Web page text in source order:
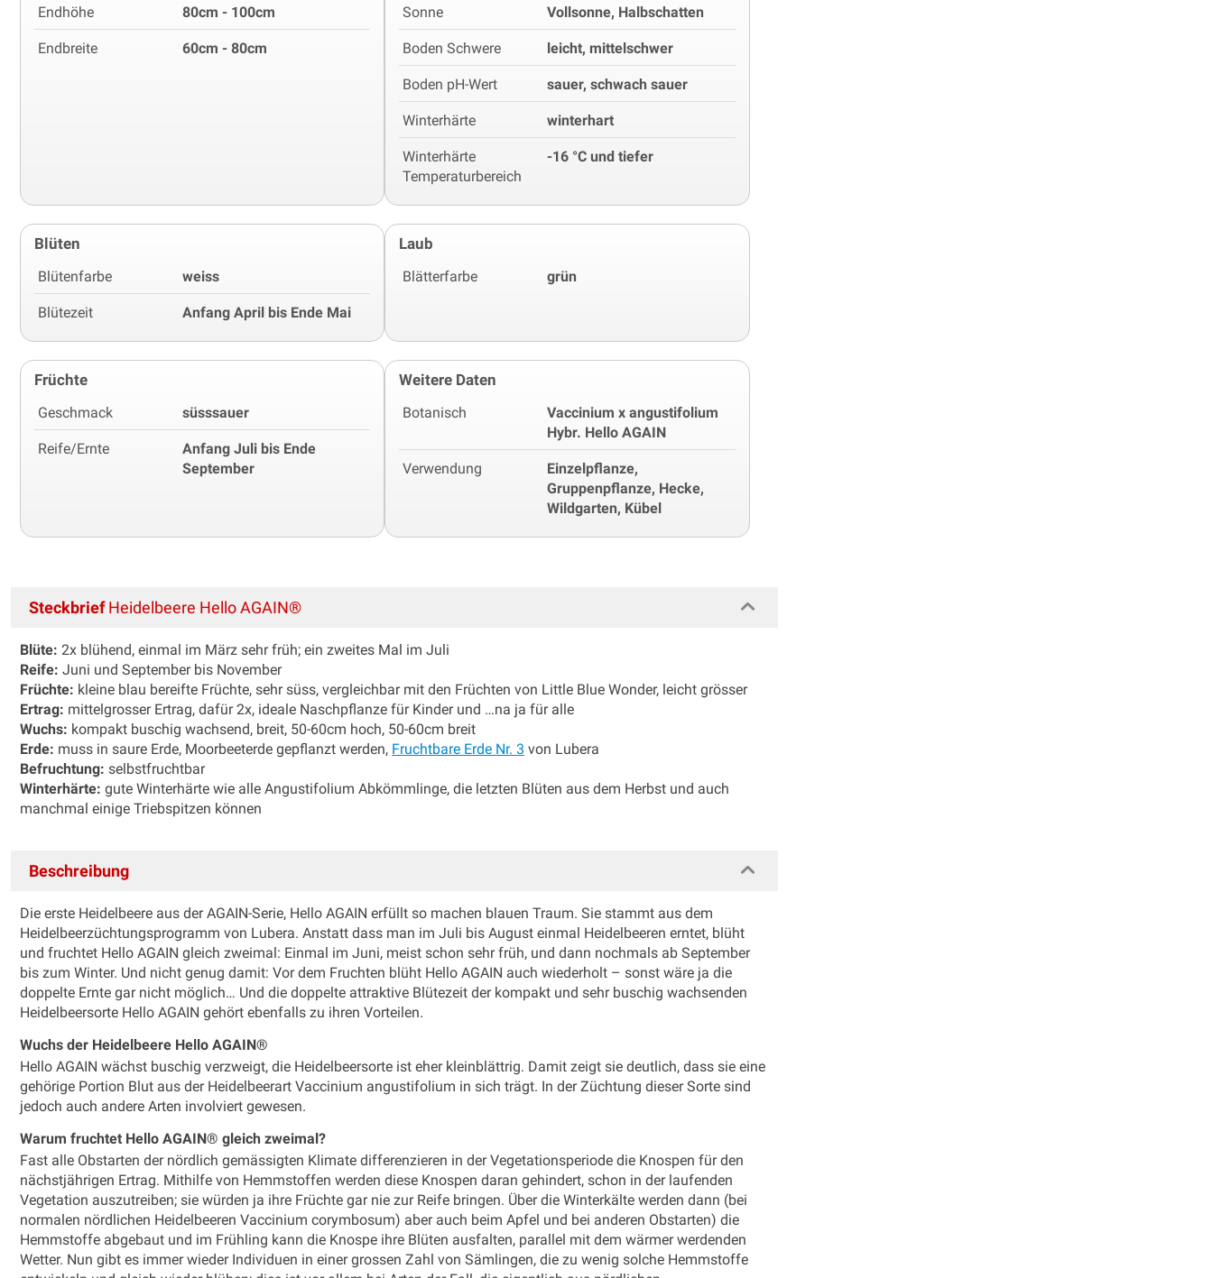
Endhöhe 80cm - 100cm
Endbreite 60cm - 80cm
Sonne Vollsonne, Halbschatten
Boden Schwere leicht, mittelschwer
Boden pH-Wert sauer, schwach sauer
Winterhärte winterhart
Winterhärte
Temperaturbereich
-16 °C und tiefer
Blüten
Blütenfarbe weiss
Blütezeit Anfang April bis Ende Mai
Laub
Blätterfarbe grün
Früchte
Geschmack süsssauer
Reife/Ernte
Anfang Juli bis Ende
September
Weitere Daten
Botanisch
Vaccinium x angustifolium
Hybr. Hello AGAIN
Verwendung
Einzelpflanze,
Gruppenpflanze, Hecke,
Wildgarten, Kübel
SteckbriefHeidelbeere Hello AGAIN®
Blüte: 2x blühend, einmal im März sehr früh; ein zweites Mal im Juli
Reife: Juni und September bis November
Früchte: kleine blau bereifte Früchte, sehr süss, vergleichbar mit den Früchten von Little Blue Wonder, leicht grösser
Ertrag: mittelgrosser Ertrag, dafür 2x, ideale Naschpflanze für Kinder und …na ja für alle
Wuchs: kompakt buschig wachsend, breit, 50-60cm hoch, 50-60cm breit
Erde: muss in saure Erde, Moorbeeterde gepflanzt werden, Fruchtbare Erde Nr. 3 von Lubera
Befruchtung: selbstfruchtbar
Winterhärte: gute Winterhärte wie alle Angustifolium Abkömmlinge, die letzten Blüten aus dem Herbst und auch
manchmal einige Triebspitzen können
Beschreibung
Die erste Heidelbeere aus der AGAIN-Serie, Hello AGAIN erfüllt so machen blauen Traum. Sie stammt aus dem
Heidelbeerzüchtungsprogramm von Lubera. Anstatt dass man im Juli bis August einmal Heidelbeeren erntet, blüht
und fruchtet Hello AGAIN gleich zweimal: Einmal im Juni, meist schon sehr früh, und dann nochmals ab September
bis zum Winter. Und nicht genug damit: Vor dem Fruchten blüht Hello AGAIN auch wiederholt – sonst wäre ja die
doppelte Ernte gar nicht möglich… Und die doppelte attraktive Blütezeit der kompakt und sehr buschig wachsenden
Heidelbeersorte Hello AGAIN gehört ebenfalls zu ihren Vorteilen.
Wuchs der Heidelbeere Hello AGAIN®
Hello AGAIN wächst buschig verzweigt, die Heidelbeersorte ist eher kleinblättrig. Damit zeigt sie deutlich, dass sie eine
gehörige Portion Blut aus der Heidelbeerart Vaccinium angustifolium in sich trägt. In der Züchtung dieser Sorte sind
jedoch auch andere Arten involviert gewesen.
Warum fruchtet Hello AGAIN® gleich zweimal?
Fast alle Obstarten der nördlich gemässigten Klimate differenzieren in der Vegetationsperiode die Knospen für den
nächstjährigen Ertrag. Mithilfe von Hemmstoffen werden diese Knospen daran gehindert, schon in der laufenden
Vegetation auszutreiben; sie würden ja ihre Früchte gar nie zur Reife bringen. Über die Winterkälte werden dann (bei
normalen nördlichen Heidelbeeren Vaccinium corymbosum) aber auch beim Apfel und bei anderen Obstarten) die
Hemmstoffe abgebaut und im Frühling kann die Knospe ihre Blüten ausfalten, parallel mit dem wärmer werdenden
Wetter. Nun gibt es immer wieder Individuen in einer grossen Zahl von Sämlingen, die zu wenig solche Hemmstoffe